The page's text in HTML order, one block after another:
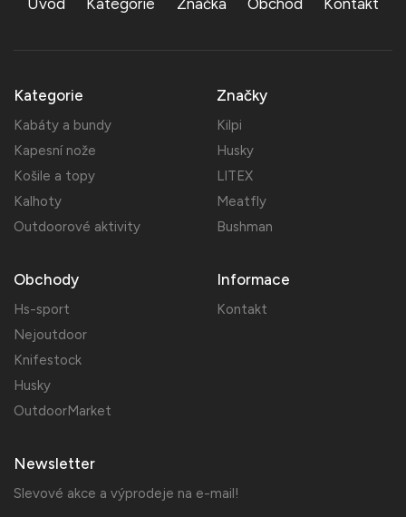
Úvod Kategorie Značka Obchod Kontakt
Kategorie
Kabáty a bundy
Kapesní nože
Košile a topy
Kalhoty
Outdoorové aktivity
Značky
Kilpi
Husky
LITEX
Meatfly
Bushman
Obchody
Hs-sport
Nejoutdoor
Knifestock
Husky
OutdoorMarket
Informace
Kontakt
Newsletter
Slevové akce a výprodeje na e-mail!